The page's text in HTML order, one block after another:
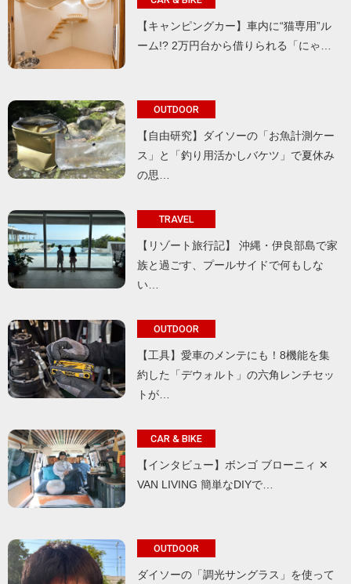
【キャンピングカー】車内に“猫専用”ル
ーム!? 2万円台から借りられる「にゃ…
OUTDOOR
【自由研究】ダイソーの「お魚計測ケー
ス」と「釣り用活かしバケツ」で夏休み
の思…
TRAVEL
【リゾート旅行記】 沖縄・伊良部島で家
族と過ごす、プールサイドで何もしな
い…
OUTDOOR
【工具】愛車のメンテにも！8機能を集
約した「デウォルト」の六角レンチセッ
トが…
CAR & BIKE
【インタビュー】ボンゴ ブローニィ ✕
VAN LIVING 簡単なDIYで…
OUTDOOR
ダイソーの「調光サングラス」を使って